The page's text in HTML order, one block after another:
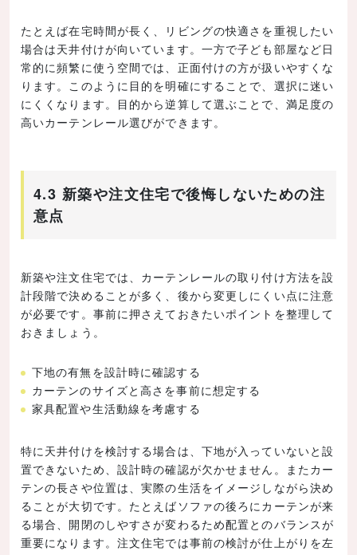
たとえば在宅時間が長く、リビングの快適さを重視したい
場合は天井付けが向いています。一方で子ども部屋など日
常的に頻繁に使う空間では、正面付けの方が扱いやすくな
ります。このように目的を明確にすることで、選択に迷い
にくくなります。目的から逆算して選ぶことで、満足度の
高いカーテンレール選びができます。
4.3 新築や注文住宅で後悔しないための注
意点
新築や注文住宅では、カーテンレールの取り付け方法を設
計段階で決めることが多く、後から変更しにくい点に注意
が必要です。事前に押さえておきたいポイントを整理して
おきましょう。
下地の有無を設計時に確認する
カーテンのサイズと高さを事前に想定する
家具配置や生活動線を考慮する
特に天井付けを検討する場合は、下地が入っていないと設
置できないため、設計時の確認が欠かせません。またカー
テンの長さや位置は、実際の生活をイメージしながら決め
ることが大切です。たとえばソファの後ろにカーテンが来
る場合、開閉のしやすさが変わるため配置とのバランスが
重要になります。注文住宅では事前の検討が仕上がりを左